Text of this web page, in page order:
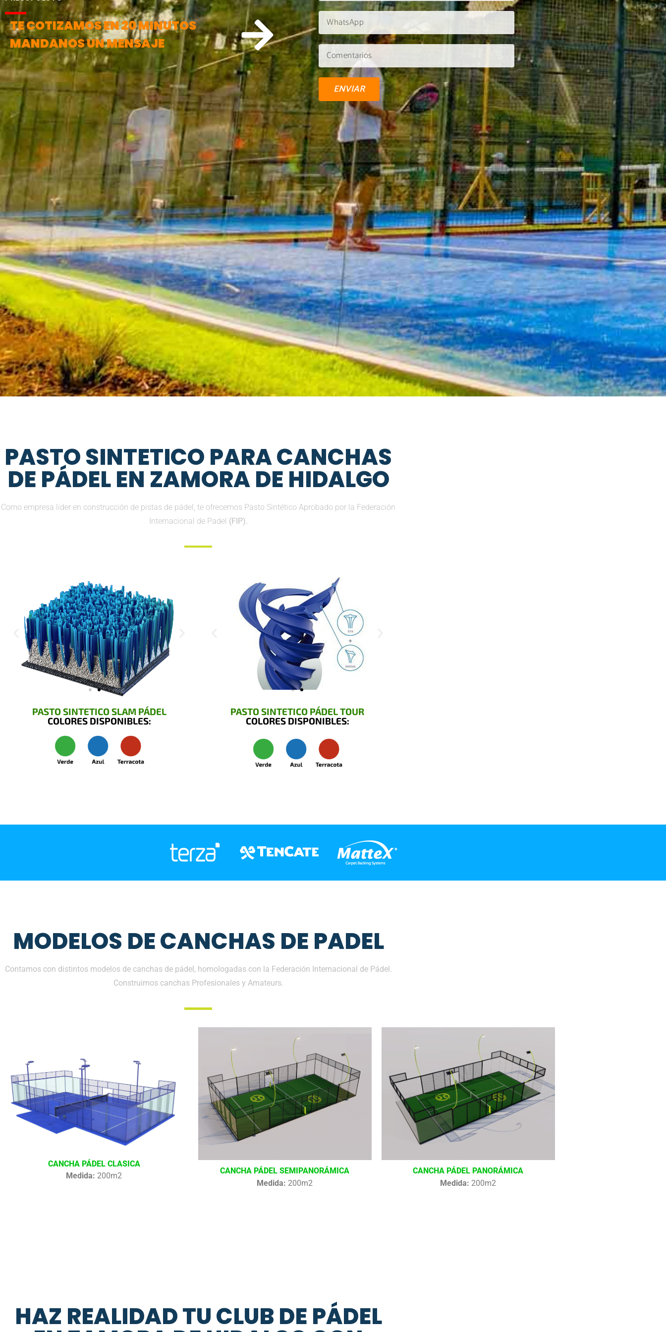
TE COTIZAMOS EN 20 MINUTOS
MANDANOS UN MENSAJE
ENVIAR
PASTO SINTETICO PARA CANCHAS
DE PÁDEL EN ZAMORA DE HIDALGO
Como empresa lider en construcción de pistas de pádel, te ofrecemos Pasto Sintético Aprobado por la Federación
Internacional de Padel (FIP).
PASTO SINTETICO SLAM PÁDEL
COLORES DISPONIBLES:
PASTO SINTETICO PÁDEL TOUR
COLORES DISPONIBLES:
MODELOS DE CANCHAS DE PADEL
Contamos con distintos modelos de canchas de pádel, homologadas con la Federación Internacional de Pádel.
Construimos canchas Profesionales y Amateurs.
CANCHA PÁDEL CLASICA
Medida: 200m2
CANCHA PÁDEL SEMIPANORÁMICA
Medida: 200m2
CANCHA PÁDEL PANORÁMICA
Medida: 200m2
HAZ REALIDAD TU CLUB DE PÁDEL